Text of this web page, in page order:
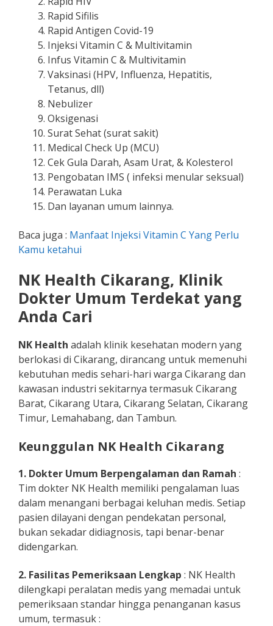
Rapid Sifilis
Rapid Antigen Covid-19
Injeksi Vitamin C & Multivitamin
Infus Vitamin C & Multivitamin
Vaksinasi (HPV, Influenza, Hepatitis,
Tetanus, dll)
Nebulizer
Oksigenasi
Surat Sehat (surat sakit)
Medical Check Up (MCU)
Cek Gula Darah, Asam Urat, & Kolesterol
Pengobatan IMS ( infeksi menular seksual)
Perawatan Luka
Dan layanan umum lainnya.
Baca juga : Manfaat Injeksi Vitamin C Yang Perlu
Kamu ketahui
NK Health Cikarang, Klinik
Dokter Umum Terdekat yang
Anda Cari
NK Health adalah klinik kesehatan modern yang
berlokasi di Cikarang, dirancang untuk memenuhi
kebutuhan medis sehari-hari warga Cikarang dan
kawasan industri sekitarnya termasuk Cikarang
Barat, Cikarang Utara, Cikarang Selatan, Cikarang
Timur, Lemahabang, dan Tambun.
Keunggulan NK Health Cikarang
1. Dokter Umum Berpengalaman dan Ramah :
Tim dokter NK Health memiliki pengalaman luas
dalam menangani berbagai keluhan medis. Setiap
pasien dilayani dengan pendekatan personal,
bukan sekadar didiagnosis, tapi benar-benar
didengarkan.
2. Fasilitas Pemeriksaan Lengkap : NK Health
dilengkapi peralatan medis yang memadai untuk
pemeriksaan standar hingga penanganan kasus
umum, termasuk :